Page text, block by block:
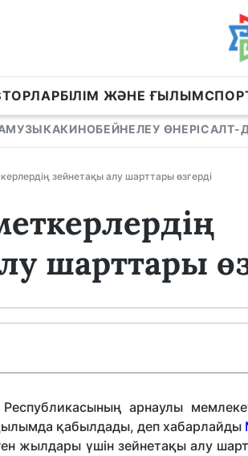
БІЛІМ ЖӘНЕ ҒЫЛЫМ
МУЗЫКАКИНОБЕЙНЕЛЕУ ӨНЕРІСАЛТ-
зейнетақы алу шарттары өзгерді
шарттары
арнаулы
оқылымда қабылдады, деп хабарлайды
жылдары үшін зейнетақы алу